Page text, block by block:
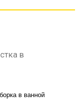
в
в ванной